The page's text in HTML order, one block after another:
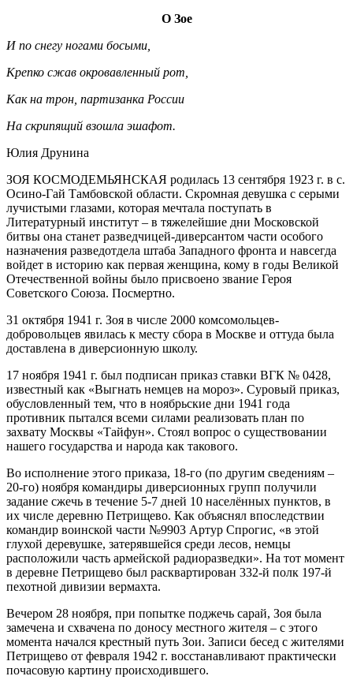
О Зое
И по снегу ногами босыми,
Крепко сжав окровавленный рот,
Как на трон, партизанка России
На скрипящий взошла эшафот.
Юлия Друнина
ЗОЯ КОСМОДЕМЬЯНСКАЯ родилась 13 сентября 1923 г. в с.
Осино-Гай Тамбовской области. Скромная девушка с серыми
лучистыми глазами, которая мечтала поступать в
Литературный институт – в тяжелейшие дни Московской
битвы она станет разведчицей-диверсантом части особого
назначения разведотдела штаба Западного фронта и навсегда
войдет в историю как первая женщина, кому в годы Великой
Отечественной войны было присвоено звание Героя
Советского Союза. Посмертно.
31 октября 1941 г. Зоя в числе 2000 комсомольцев-
добровольцев явилась к месту сбора в Москве и оттуда была
доставлена в диверсионную школу.
17 ноября 1941 г. был подписан приказ ставки ВГК № 0428,
известный как «Выгнать немцев на мороз». Суровый приказ,
обусловленный тем, что в ноябрьские дни 1941 года
противник пытался всеми силами реализовать план по
захвату Москвы «Тайфун». Стоял вопрос о существовании
нашего государства и народа как такового.
Во исполнение этого приказа, 18-го (по другим сведениям –
20-го) ноября командиры диверсионных групп получили
задание сжечь в течение 5-7 дней 10 населённых пунктов, в
их числе деревню Петрищево. Как объяснял впоследствии
командир воинской части №9903 Артур Спрогис, «в этой
глухой деревушке, затерявшейся среди лесов, немцы
расположили часть армейской радиоразведки». На тот момент
в деревне Петрищево был расквартирован 332-й полк 197-й
пехотной дивизии вермахта.
Вечером 28 ноября, при попытке поджечь сарай, Зоя была
замечена и схвачена по доносу местного жителя – с этого
момента начался крестный путь Зои. Записи бесед с жителями
Петрищево от февраля 1942 г. восстанавливают практически
почасовую картину происходившего.